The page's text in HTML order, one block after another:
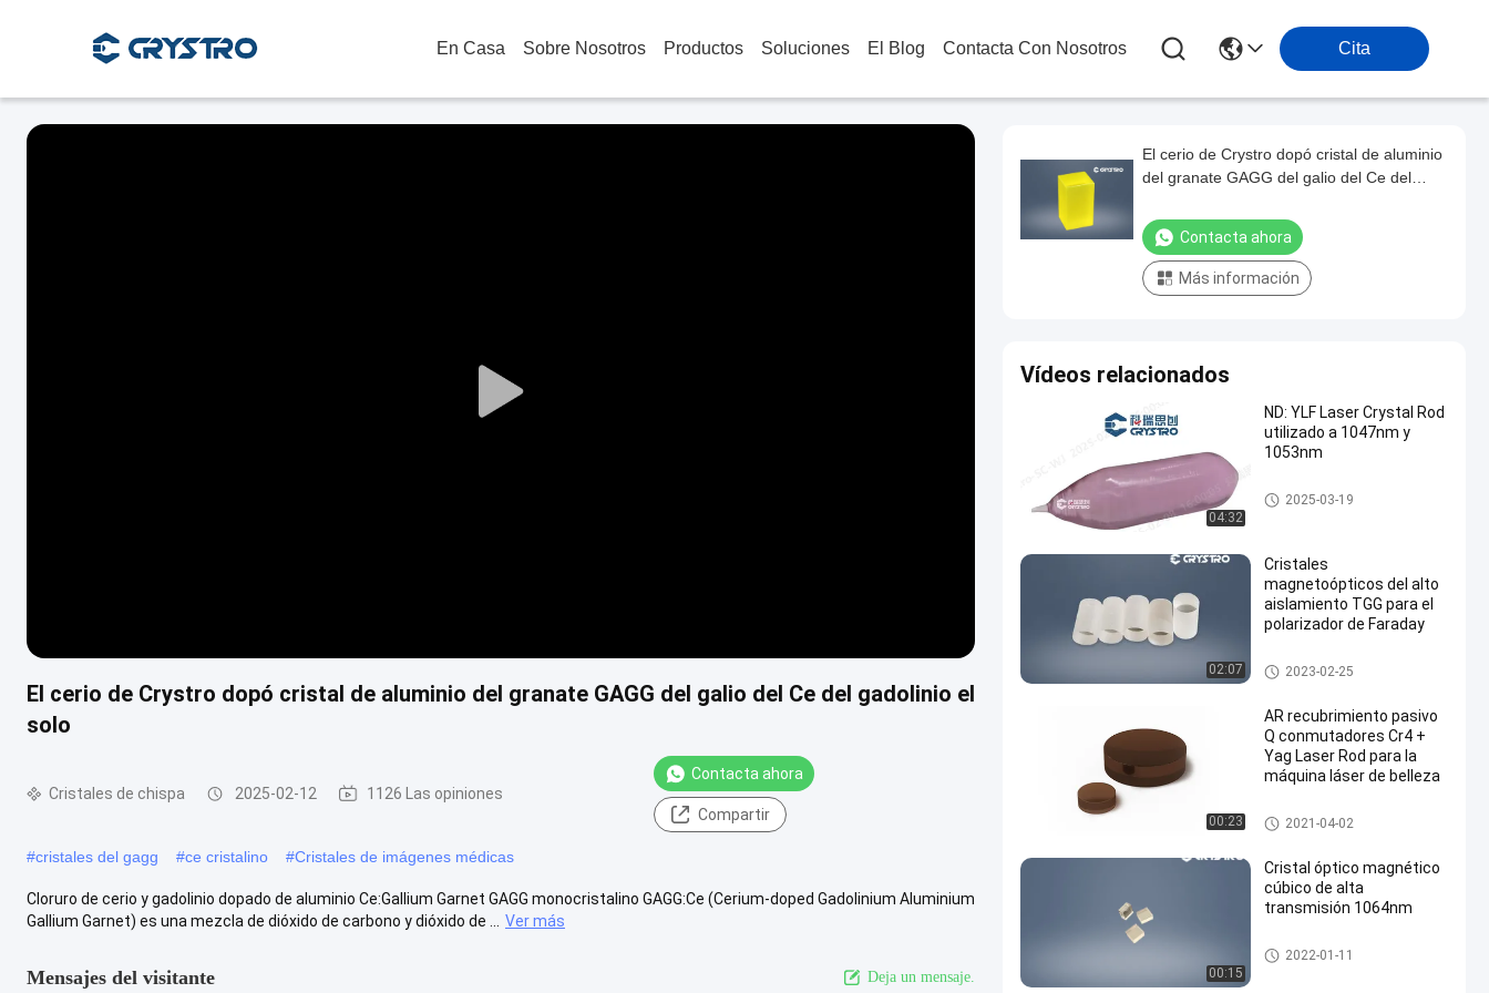
En Casa Sobre Nosotros Productos Soluciones El Blog Contacta Con Nosotros Cita
Play
El cerio de Crystro dopó cristal de aluminio del granate GAGG del galio del Ce del gadolinio el
solo
Cristales de chispa 2025-02-12 1126 Las opiniones
Contacta ahora
Compartir
#cristales del gagg #ce cristalino #Cristales de imágenes médicas
Cloruro de cerio y gadolinio dopado de aluminio Ce:Gallium Garnet GAGG monocristalino GAGG:Ce (Cerium-doped Gadolinium Aluminium
Gallium Garnet) es una mezcla de dióxido de carbono y dióxido de ...
Ver más
Mensajes del visitante Deja un mensaje.
El cerio de Crystro dopó cristal de aluminio
del granate GAGG del galio del Ce del
Contacta ahora
Más información
Vídeos relacionados
04:32
ND: YLF Laser Crystal Rod
utilizado a 1047nm y
1053nm
Cristales láser
2025-03-19
02:07
Cristales
magnetoópticos del alto
aislamiento TGG para el
polarizador de Faraday
Cristales magnetoópticos
2023-02-25
00:23
AR recubrimiento pasivo
Q conmutadores Cr4 +
Yag Laser Rod para la
máquina láser de belleza
Cristales láser
2021-04-02
00:15
Cristal óptico magnético
cúbico de alta
transmisión 1064nm
Cristales magnetoópticos
2022-01-11